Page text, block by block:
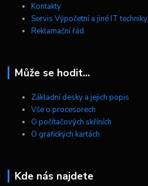
Kontakty
Servis Výpočetní a jiné IT techniky
Reklamační řád
Může se hodit...
Základní desky a jejich popis
Vše o procesorech
O počítačových skříních
O grafických kartách
Kde nás najdete